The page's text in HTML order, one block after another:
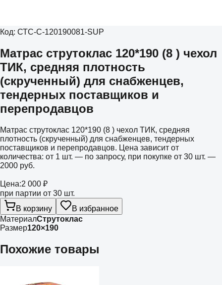
Код: СТС-С-120190081-SUP
Матрас струтоклас 120*190 (8 ) чехол
ТИК, средняя плотность
(скрученный) для снабженцев,
тендерных поставщиков и
перепродавцов
Матрас струтоклас 120*190 (8 ) чехол ТИК, средняя
плотность (скрученный) для снабженцев, тендерных
поставщиков и перепродавцов. Цена зависит от
количества: от 1 шт. — по запросу, при покупке от 30 шт. —
2000 руб.
Цена:2 000 ₽
при партии от 30 шт.
В корзину
В избранное
МатериалСтрутоклас
Размер120×190
Похожие товары